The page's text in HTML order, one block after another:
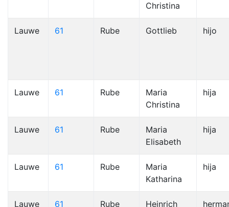
Christina
Lauwe 61 Rube Gottlieb hijo
Lauwe 61 Rube
Maria
Christina
hija
Lauwe 61 Rube
Maria
Elisabeth
hija
Lauwe 61 Rube
Maria
Katharina
hija
Lauwe 61 Rube Heinrich